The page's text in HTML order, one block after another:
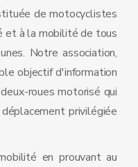
de motocyclistes
et à la mobilité de tous
Notre association,
objectif d'information
roues motorisé qui
privilégiée
en prouvant au